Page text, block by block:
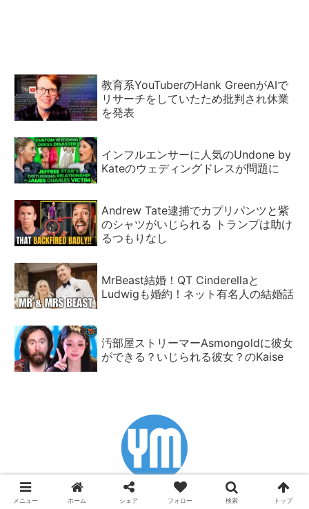
教育系YouTuberのHank GreenがAIで
リサーチをしていたため批判され休業
を発表
インフルエンサーに人気のUndone by
Kateのウェディングドレスが問題に
Andrew Tate逮捕でカプリパンツと紫
のシャツがいじられる トランプは助け
るつもりなし
MrBeast結婚！QT Cinderellaと
Ludwigも婚約！ネット有名人の結婚話
汚部屋ストリーマーAsmongoldに彼女
ができる？いじられる彼女？のKaise
古田アデルのYpsilon Magazineです。更新情報
メニュー ホーム シェア フォロー 検索 トップ